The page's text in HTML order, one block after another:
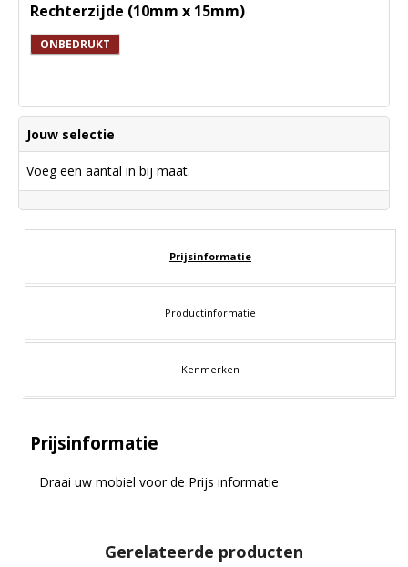
Rechterzijde (10mm x 15mm)
ONBEDRUKT
Jouw selectie
Voeg een aantal in bij maat.
Prijsinformatie
Productinformatie
Kenmerken
Prijsinformatie
Draai uw mobiel voor de Prijs informatie
Gerelateerde producten